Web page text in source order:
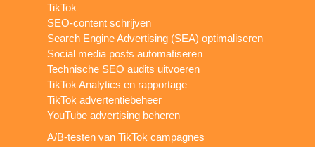
TikTok
SEO-content schrijven
Search Engine Advertising (SEA) optimaliseren
Social media posts automatiseren
Technische SEO audits uitvoeren
TikTok Analytics en rapportage
TikTok advertentiebeheer
YouTube advertising beheren
A/B-testen van TikTok campagnes